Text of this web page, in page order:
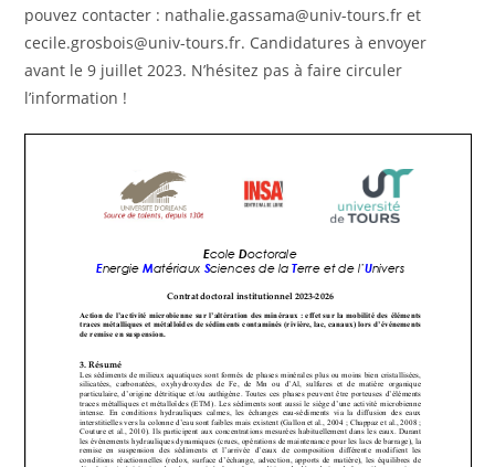
pouvez contacter : nathalie.gassama@univ-tours.fr et
cecile.grosbois@univ-tours.fr. Candidatures à envoyer
avant le 9 juillet 2023. N’hésitez pas à faire circuler
l’information !